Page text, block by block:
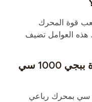
قوة المحرك
هذه العوامل تضيف
ما هي مواصفات محرك سيارة ببجي 1000 سي
العربات سعة 1000 سي سي بمحرك رباعي